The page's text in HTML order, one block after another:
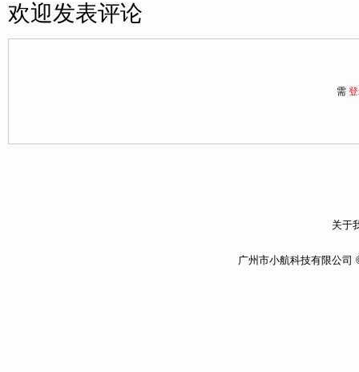
欢迎发表评论
需
关于
广州市小航科技有限公